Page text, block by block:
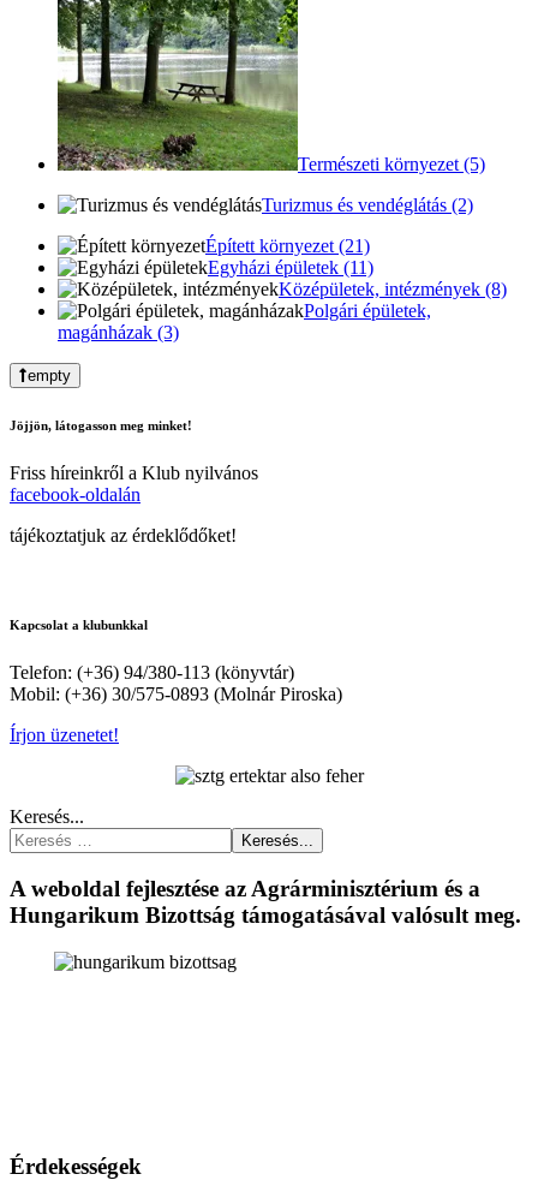
Természeti környezet (5)
Turizmus és vendéglátás (2)
Épített környezet (21)
Egyházi épületek (11)
Középületek, intézmények (8)
Polgári épületek,
magánházak (3)
empty
Jöjjön, látogasson meg minket!
Friss híreinkről a Klub nyilvános
facebook-oldalán
tájékoztatjuk az érdeklődőket!
Kapcsolat a klubunkkal
Telefon: (+36) 94/380-113 (könyvtár)
Mobil: (+36) 30/575-0893 (Molnár Piroska)
Írjon üzenetet!
Keresés...
Keresés...
A weboldal fejlesztése az Agrárminisztérium és a
Hungarikum Bizottság támogatásával valósult meg.
Érdekességek